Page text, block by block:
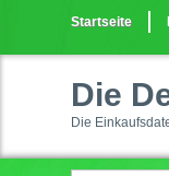
Startseite
Die
Die